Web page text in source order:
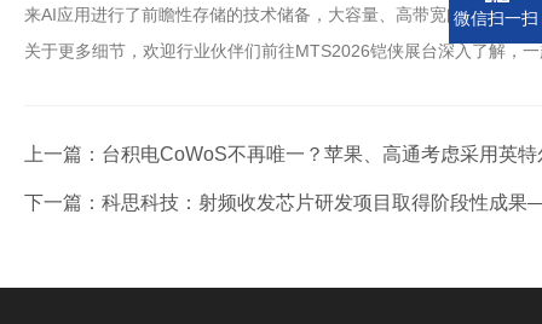
来AI应用进行了前瞻性存储的技术储备，大容量、高带宽闪存（
关于更多细节，欢迎行业伙伴们前往MTS2026铠侠展台深入了解，
上一篇： 台积电CoWoS不再唯一？苹果、高通考虑采用英
下一篇： 科思科技：射频收发芯片研发项目取得阶段性成果
微信扫一扫